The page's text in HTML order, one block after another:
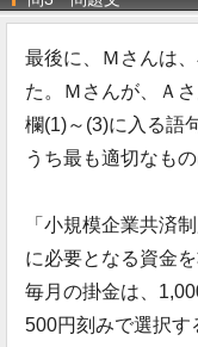
最後に、Ｍさんは
た。Ｍさんが、Ａ
欄(1)～(3)に入る語
うち最も適切なもの
「小規模企業共済
に必要となる資金
毎月の掛金は、
500円刻みで選択す